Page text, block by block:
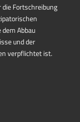
die Fortschreibung
Abbau
und der
verpflichtet ist.